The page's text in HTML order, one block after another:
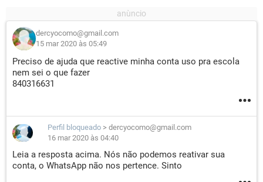
dercyocomo@gmail.com
15 mar 2020 às 05:49
Preciso de ajuda que reactive minha conta uso pra escola
nem sei o que fazer
840316631
Perfil bloqueado > dercyocomo@gmail.com
16 mar 2020 às 04:40
Leia a resposta acima. Nós não podemos reativar sua
conta, o WhatsApp não nos pertence. Sinto